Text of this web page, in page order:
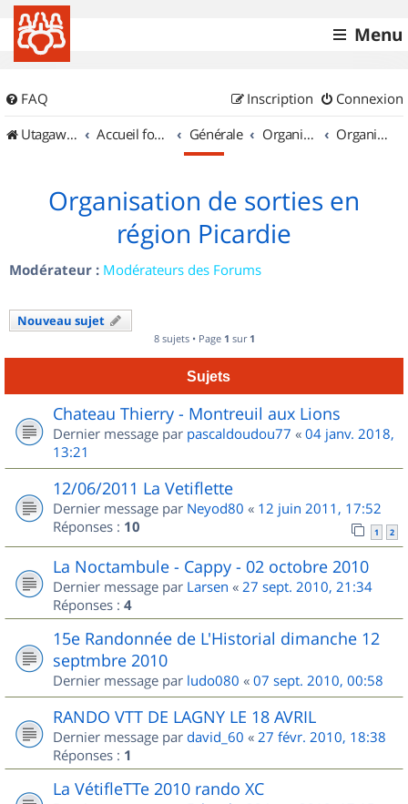
Menu
FAQ Connexion
Inscription
UtagawaVTT (Randos VTT et VTTAE avec traces GPS)
Accueil forum Générale Organisation de sorties & Recherche de partenaires Organisation de sorties en région Picardie
Organisation de sorties en
région Picardie
Modérateur : Modérateurs des Forums
Nouveau sujet
8 sujets • Page 1 sur 1
Sujets
Chateau Thierry - Montreuil aux Lions
Dernier message par pascaldoudou77 « 04 janv. 2018,
13:21
12/06/2011 La Vetiflette
Dernier message par Neyod80 « 12 juin 2011, 17:52
Réponses : 10 1 2
La Noctambule - Cappy - 02 octobre 2010
Dernier message par Larsen « 27 sept. 2010, 21:34
Réponses : 4
15e Randonnée de L'Historial dimanche 12
septmbre 2010
Dernier message par ludo080 « 07 sept. 2010, 00:58
RANDO VTT DE LAGNY LE 18 AVRIL
Dernier message par david_60 « 27 févr. 2010, 18:38
Réponses : 1
La VétifleTTe 2010 rando XC